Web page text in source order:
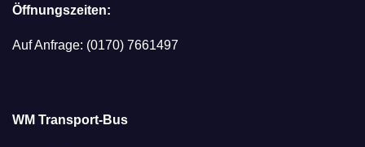
Öffnungszeiten:
Auf Anfrage: (0170) 7661497
WM Transport-Bus